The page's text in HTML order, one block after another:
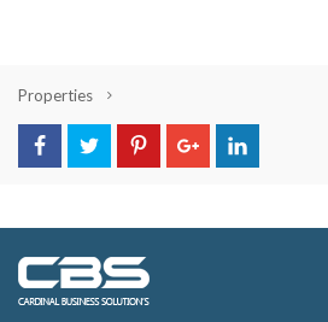
Properties